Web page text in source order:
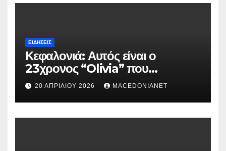
ΕΙΔΉΣΕΙΣ
Κεφαλονιά: Αυτός είναι ο
23χρονος “Olivia” που
κατηγορείται για τον θάνατο της
Μυρτούς
20 ΑΠΡΙΛΊΟΥ 2026 MACEDONIANET